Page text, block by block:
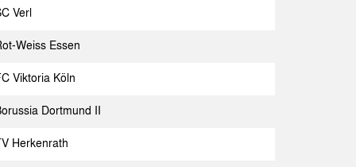
II
Verl
Weiss Essen
Viktoria Köln
Dortmund II
Herkenrath